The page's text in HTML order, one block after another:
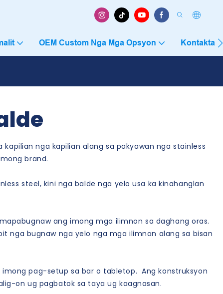
OEM Custom Nga Mga Opsyon Kontakta
nga kapilian alang sa pakyawan nga stainless
brand.
steel, kini nga balde nga yelo usa ka kinahanglan
ang imong mga ilimnon sa daghang oras.
nga bugnaw nga yelo nga mga ilimnon alang sa bisan
pag-setup sa bar o tabletop. Ang konstruksyon
on ug pagbatok sa taya ug kaagnasan.